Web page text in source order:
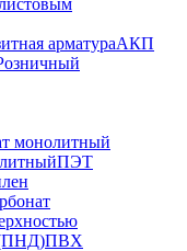
арматураАКП
монолитный
ПЭТ
(ПНД)ПВХ